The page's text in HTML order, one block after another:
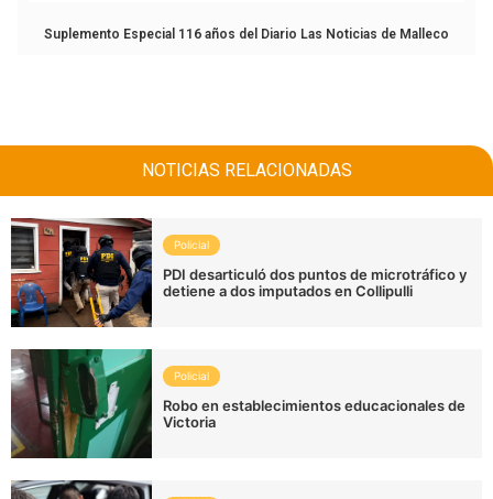
Suplemento Especial 116 años del Diario Las Noticias de Malleco
NOTICIAS RELACIONADAS
Policial
PDI desarticuló dos puntos de microtráfico y
detiene a dos imputados en Collipulli
Policial
Robo en establecimientos educacionales de
Victoria